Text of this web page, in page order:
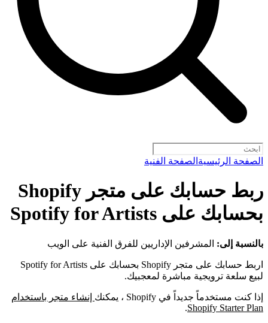
الصفحة الرئيسية الصفحة الفنية
ربط حسابك على متجر Shopify
بحسابك على Spotify for Artists
بالنسبة إلى: المشرفين الإداريين للفرق الفنية على الويب
اربط حسابك على متجر Shopify بحسابك على Spotify for Artists
لبيع سلعة ترويجية مباشرة لمعجبيك.
إذا كنت مستخدماً جديداً في Shopify ، يمكنك
إنشاء متجر باستخدام
Shopify Starter Plan
.